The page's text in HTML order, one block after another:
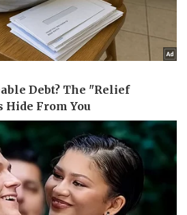
Đời sống
Nhà đẹp
Tình yêu - Gia đình